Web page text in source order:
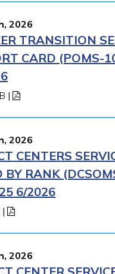
2026
TRANSITION
CARD (POMS-
|
2026
CENTERS
BY RANK
6/2026
|
2026